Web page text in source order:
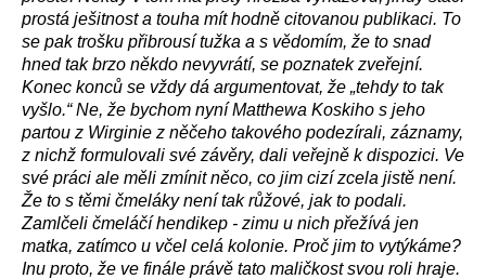
prostá ješitnost a touha mít hodně citovanou publikaci. To
se pak trošku přibrousí tužka a s vědomím, že to snad
hned tak brzo někdo nevyvrátí, se poznatek zveřejní.
Konec konců se vždy dá argumentovat, že „tehdy to tak
vyšlo.“ Ne, že bychom nyní Matthewa Koskiho s jeho
partou z Wirginie z něčeho takového podezírali, záznamy,
z nichž formulovali své závěry, dali veřejně k dispozici. Ve
své práci ale měli zmínit něco, co jim cizí zcela jistě není.
Že to s těmi čmeláky není tak růžové, jak to podali.
Zamlčeli čmeláčí hendikep - zimu u nich přežívá jen
matka, zatímco u včel celá kolonie. Proč jim to vytýkáme?
Inu proto, že ve finále právě tato maličkost svou roli hraje.